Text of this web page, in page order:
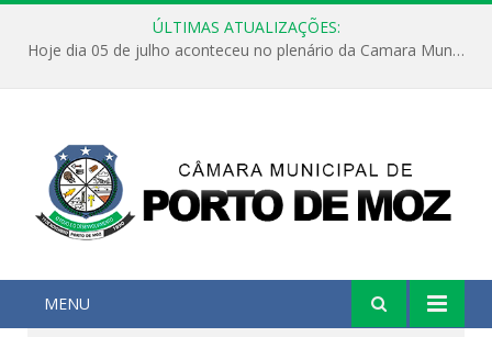
ÚLTIMAS ATUALIZAÇÕES:
Hoje dia 05 de julho aconteceu no plenário da Camara Municipal de Porto de Moz a Sessão Solene de Abertura dos Trabalhos Legislativos 2º Período da 23ª Legislatura
MENU